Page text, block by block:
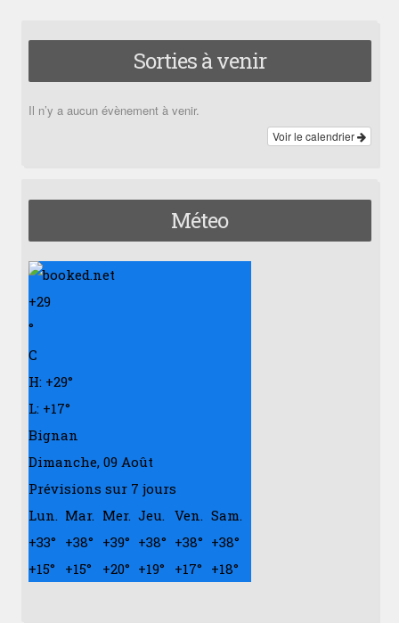
Sorties à venir
Il n’y a aucun évènement à venir.
Voir le calendrier
Méteo
+29
°
C
H: +29°
L: +17°
Bignan
Dimanche, 09 Août
Prévisions sur 7 jours
Lun. Mar. Mer. Jeu. Ven. Sam.
+33° +38° +39° +38° +38° +38°
+15° +15° +20° +19° +17° +18°